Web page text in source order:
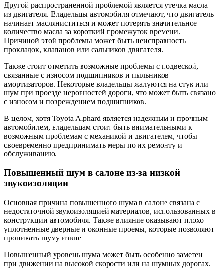
Другой распространенной проблемой является утечка масла
из двигателя. Владельцы автомобиля отмечают, что двигатель
начинает масляниститься и может потерять значительное
количество масла за короткий промежуток времени.
Причиной этой проблемы может быть неисправность
прокладок, клапанов или сальников двигателя.
Также стоит отметить возможные проблемы с подвеской,
связанные с износом подшипников и пыльников
амортизаторов. Некоторые владельцы жалуются на стук или
шум при проезде неровностей дороги, что может быть связано
с износом и повреждением подшипников.
В целом, хотя Toyota Alphard является надежным и прочным
автомобилем, владельцам стоит быть внимательными к
возможным проблемам с механикой и двигателем, чтобы
своевременно предпринимать меры по их ремонту и
обслуживанию.
Повышенный шум в салоне из-за низкой
звукоизоляции
Основная причина повышенного шума в салоне связана с
недостаточной звукоизоляцией материалов, использованных в
конструкции автомобиля. Также влияние оказывают плохо
уплотненные дверные и оконные проемы, которые позволяют
проникать шуму извне.
Повышенный уровень шума может быть особенно заметен
при движении на высокой скорости или на шумных дорогах.